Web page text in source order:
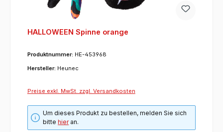
HALLOWEEN Spinne orange
Produktnummer: HE-453968
Hersteller: Heunec
Preise exkl. MwSt. zzgl. Versandkosten
Um dieses Produkt zu bestellen, melden Sie sich
bittehieran.